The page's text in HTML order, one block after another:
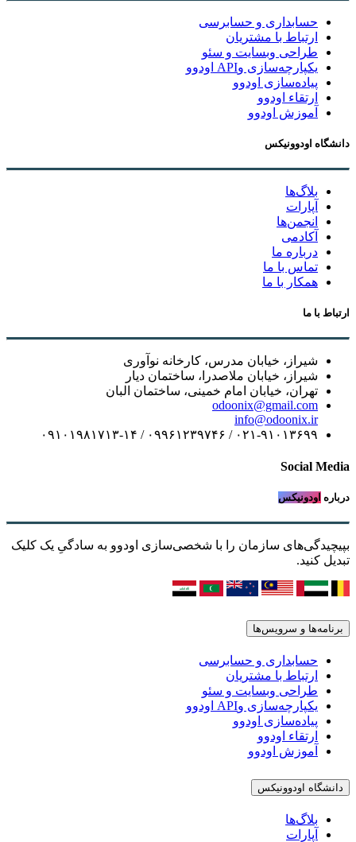
حسابداری و حسابرسی
ارتباط با مشتریان
طراحی وبسایت و سئو
یکپارچه‌سازی وAPI اودوو
پیاده‌سازی اودوو
ارتقاء اودوو
آموزش اودوو
دانشگاه اودوونیکس
بلاگ‌ها
آپارات
انجمن‌ها
آکادمی
درباره ما
تماس با ما
همکار با ما
ارتباط با ما
شیراز، خیابان مدرس، کارخانه نوآوری
شیراز، خیابان ملاصدرا، ساختمان دیار
تهران، خیابان امام خمینی، ساختمان البان
odoonix@gmail.com
info@odoonix.ir
۰۲۱-۹۱۰۱۳۶۹۹ / ۰۹۹۶۱۲۳۹۷۴۶ / ۰۹۱۰۱۹۸۱۷۱۳-۱۴
Social Media
درباره اودونیکس
بپیچیدگی‌های سازمان را با شخصی‌سازی اودوو به سادگیِ یک کلیک
تبدیل کنید.
برنامه‌ها و سرویس‌ها
حسابداری و حسابرسی
ارتباط با مشتریان
طراحی وبسایت و سئو
یکپارچه‌سازی وAPI اودوو
پیاده‌سازی اودوو
ارتقاء اودوو
آموزش اودوو
دانشگاه اودوونیکس
بلاگ‌ها
آپارات